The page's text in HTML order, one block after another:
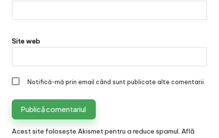
Site web
Notifică-mă prin email când sunt publicate alte comentarii.
Acest site folosește Akismet pentru a reduce spamul. Află